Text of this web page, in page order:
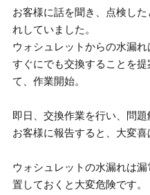
お客様に話を聞き、点検し
れしていました。
ウォシュレットからの水漏れ
すぐにでも交換することを
て、作業開始。
即日、交換作業を行い、問題
お客様に報告すると、大変喜
ウォシュレットの水漏れは
置しておくと大変危険です。